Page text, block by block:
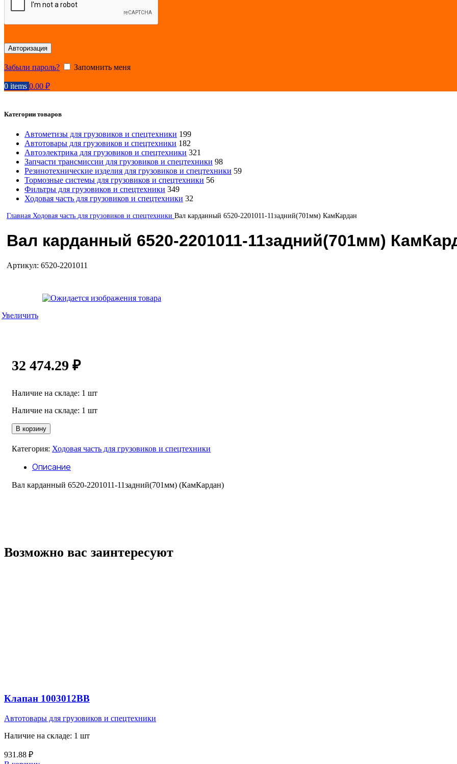
Авторизация
Забыли пароль? Запомнить меня
0 items 0.00 ₽
Категории товаров
Автометизы для грузовиков и спецтехники 199
Автотовары для грузовиков и спецтехники 182
Автоэлектрика для грузовиков и спецтехники 321
Запчасти трансмиссии для грузовиков и спецтехники 98
Резинотехнические изделия для грузовиков и спецтехники 59
Тормозные системы для грузовиков и спецтехники 56
Фильтры для грузовиков и спецтехники 349
Ходовая часть для грузовиков и спецтехники 32
Главная Ходовая часть для грузовиков и спецтехники Вал карданный 6520-2201011-11задний(701мм) КамКардан
Вал карданный 6520-2201011-11задний(701мм)
Артикул: 6520-2201011
Увеличить
32 474.29 ₽
Наличие на складе: 1 шт
Наличие на складе: 1 шт
Количество
товара
Вал
карданный
2201011-
11задний(701мм)
КамКардан
В корзину
Категория: Ходовая часть для грузовиков и спецтехники
Описание
Вал карданный 6520-2201011-11задний(701мм) (КамКардан)
Возможно вас заинтересуют
Клапан 1003012ВВ
Автотовары для грузовиков и спецтехники
Наличие на складе: 1 шт
931.88 ₽